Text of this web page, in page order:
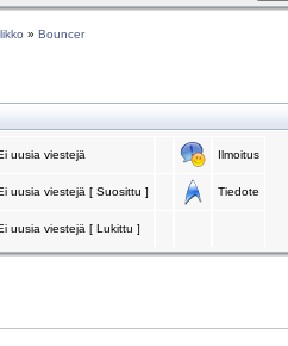
» Bouncer
uusia viestejä Ilmoitus
uusia viestejä [ Suosittu ] Tiedote
uusia viestejä [ Lukittu ]